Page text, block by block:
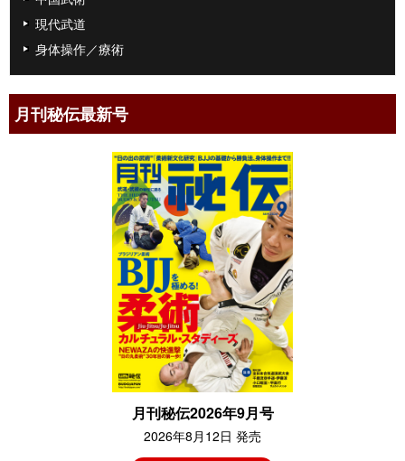
現代武道
身体操作／療術
月刊秘伝最新号
月刊秘伝2026年9月号
2026年8月12日 発売